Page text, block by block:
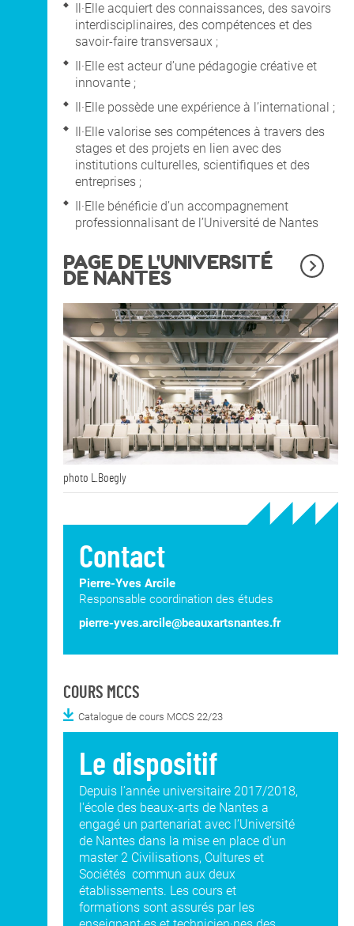
Il·Elle acquiert des connaissances, des savoirs
interdisciplinaires, des compétences et des
savoir-faire transversaux ;
Il·Elle est acteur d’une pédagogie créative et
innovante ;
Il·Elle possède une expérience à l’international ;
Il·Elle valorise ses compétences à travers des
stages et des projets en lien avec des
institutions culturelles, scientifiques et des
entreprises ;
Il·Elle bénéficie d’un accompagnement
professionnalisant de l’Université de Nantes
PAGE DE L'UNIVERSITÉ
DE NANTES
photo L.Boegly
Contact
Pierre-Yves Arcile
Responsable coordination des études
pierre-yves.arcile@beauxartsnantes.fr
COURS MCCS
Catalogue de cours MCCS 22/23
Le dispositif
Depuis l’année universitaire 2017/2018,
l'école des beaux-arts de Nantes a
engagé un partenariat avec l’Université
de Nantes dans la mise en place d’un
master 2 Civilisations, Cultures et
Sociétés commun aux deux
établissements. Les cours et
formations sont assurés par les